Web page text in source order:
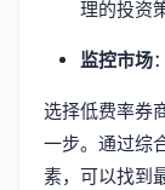
理的投资
监控市场
选择低费率券
一步。通过综
素，可以找到